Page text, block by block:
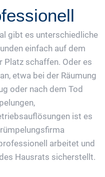
gibt es unterschiedliche
einfach auf dem
Platz schaffen. Oder es
etwa bei der Räumung
oder nach dem Tod
ist es
arbeitet und
Hausrats sicherstellt.